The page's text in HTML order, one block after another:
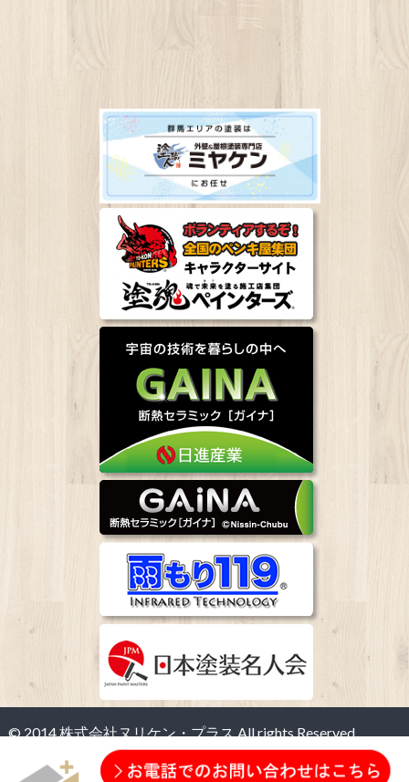
© 2014 株式会社ヌリケン・プラス All rights Reserved.